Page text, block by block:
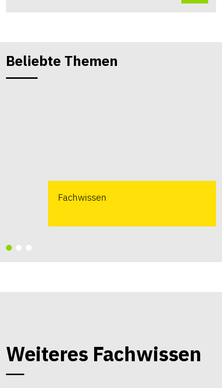
Beliebte Themen
Fachwissen
Weiteres Fachwissen